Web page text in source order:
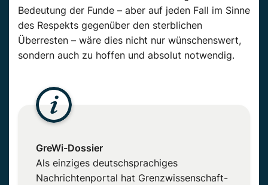
Bedeutung der Funde – aber auf jeden Fall im Sinne
des Respekts gegenüber den sterblichen
Überresten – wäre dies nicht nur wünschenswert,
sondern auch zu hoffen und absolut notwendig.
GreWi-Dossier
Als einziges deutschsprachiges
Nachrichtenportal hat Grenzwissenschaft-